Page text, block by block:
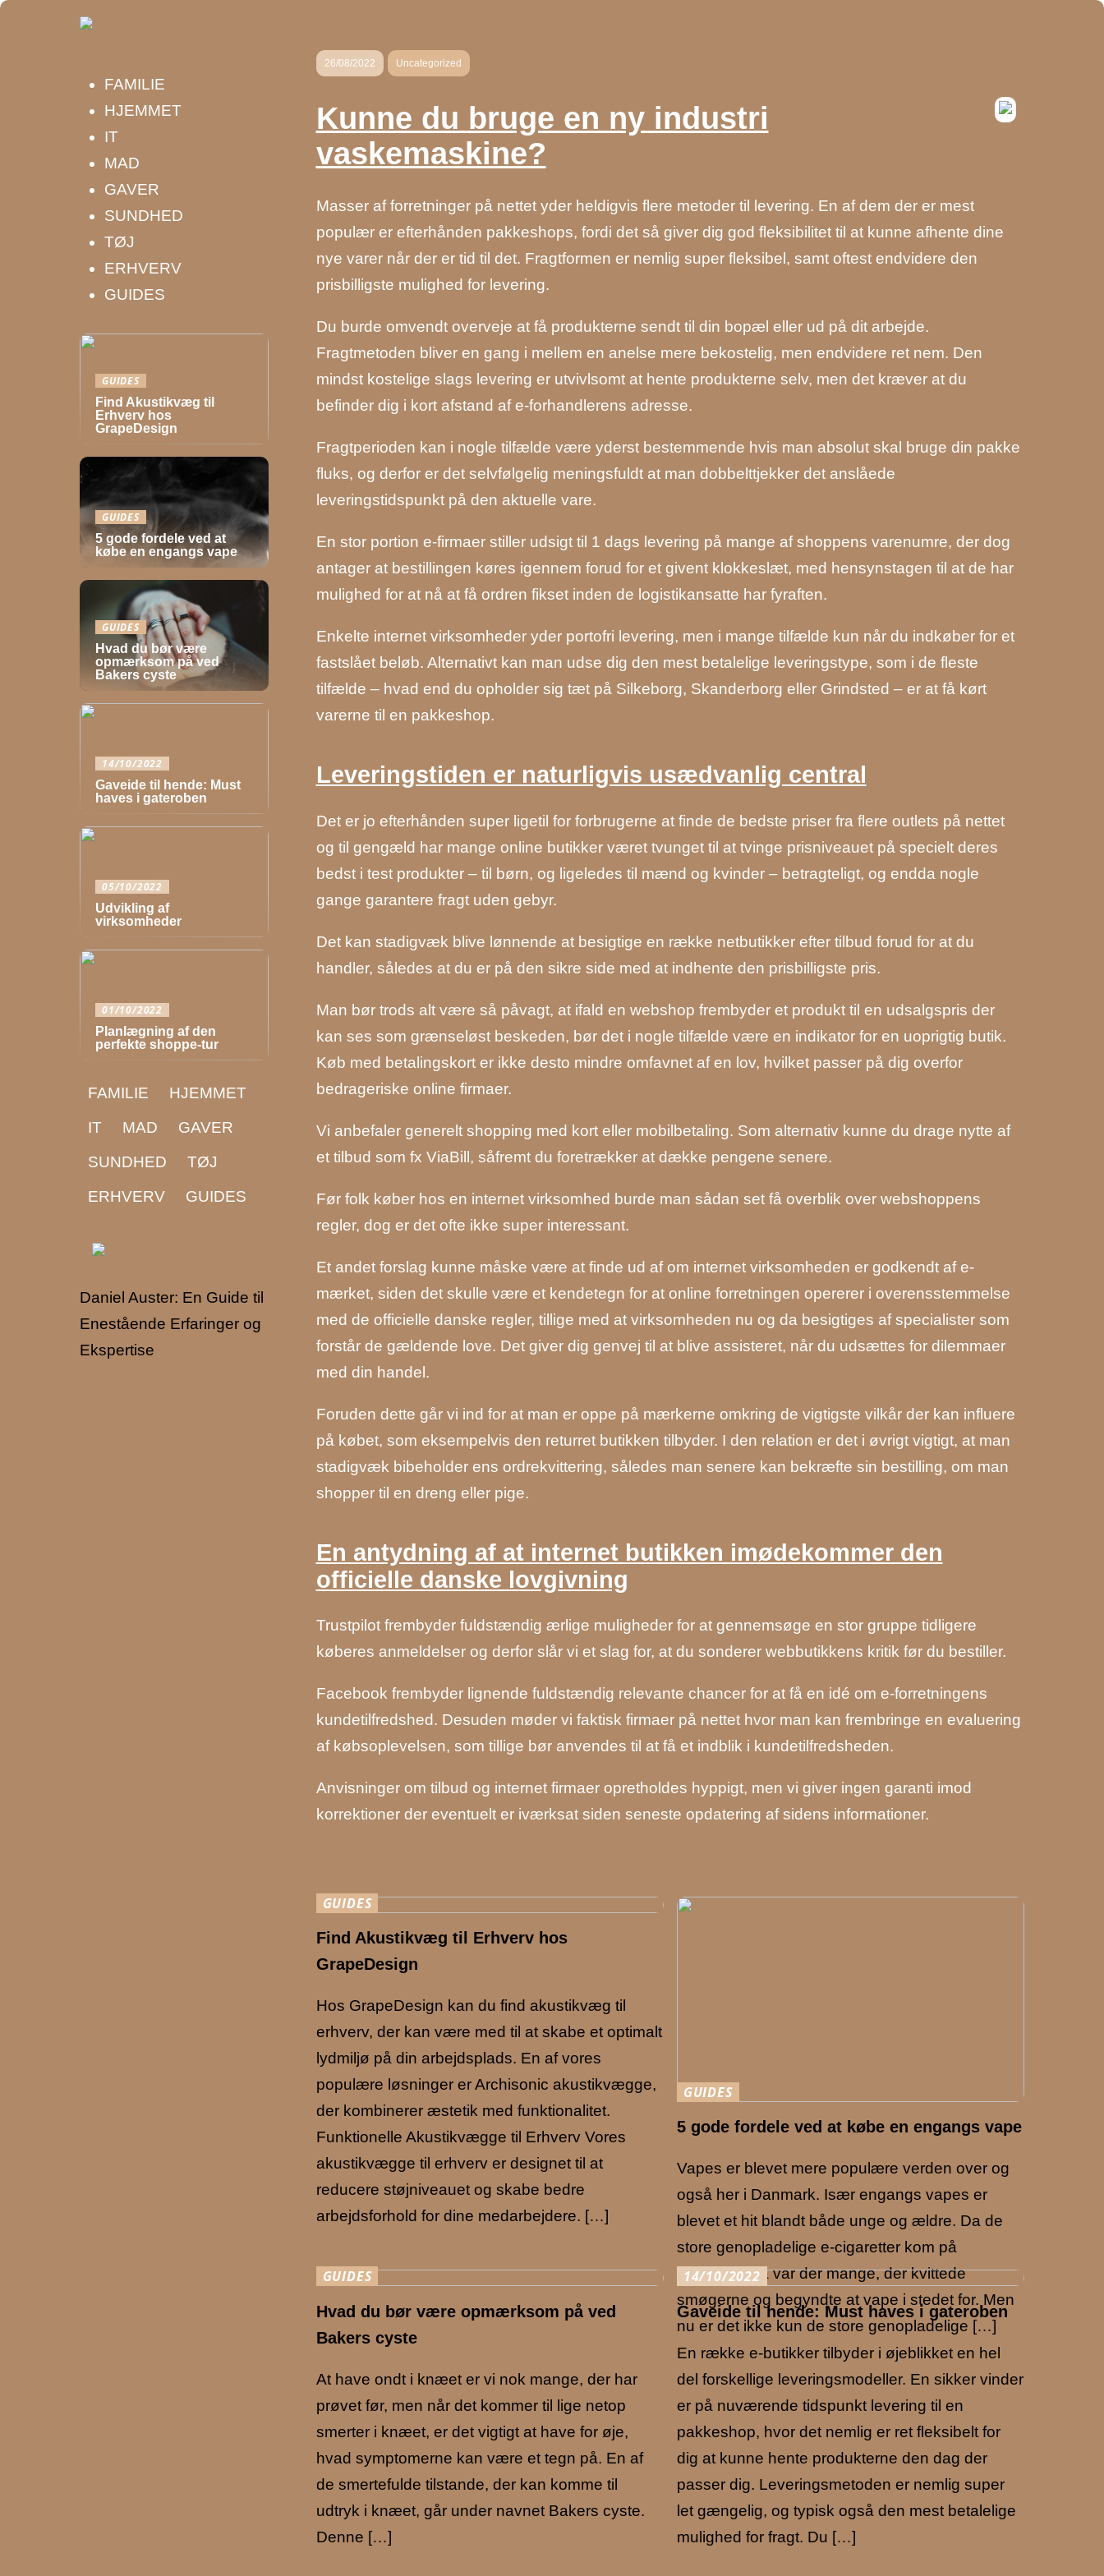
26/08/2022 Uncategorized
Kunne du bruge en ny industri
vaskemaskine?
Masser af forretninger på nettet yder heldigvis flere metoder til levering. En af dem der er mest
populær er efterhånden pakkeshops, fordi det så giver dig god fleksibilitet til at kunne afhente dine
nye varer når der er tid til det. Fragtformen er nemlig super fleksibel, samt oftest endvidere den
prisbilligste mulighed for levering.
Du burde omvendt overveje at få produkterne sendt til din bopæl eller ud på dit arbejde.
Fragtmetoden bliver en gang i mellem en anelse mere bekostelig, men endvidere ret nem. Den
mindst kostelige slags levering er utvivlsomt at hente produkterne selv, men det kræver at du
befinder dig i kort afstand af e-forhandlerens adresse.
Fragtperioden kan i nogle tilfælde være yderst bestemmende hvis man absolut skal bruge din pakke
fluks, og derfor er det selvfølgelig meningsfuldt at man dobbelttjekker det anslåede
leveringstidspunkt på den aktuelle vare.
En stor portion e-firmaer stiller udsigt til 1 dags levering på mange af shoppens varenumre, der dog
antager at bestillingen køres igennem forud for et givent klokkeslæt, med hensynstagen til at de har
mulighed for at nå at få ordren fikset inden de logistikansatte har fyraften.
Enkelte internet virksomheder yder portofri levering, men i mange tilfælde kun når du indkøber for et
fastslået beløb. Alternativt kan man udse dig den mest betalelige leveringstype, som i de fleste
tilfælde – hvad end du opholder sig tæt på Silkeborg, Skanderborg eller Grindsted – er at få kørt
varerne til en pakkeshop.
Leveringstiden er naturligvis usædvanlig central
Det er jo efterhånden super ligetil for forbrugerne at finde de bedste priser fra flere outlets på nettet
og til gengæld har mange online butikker været tvunget til at tvinge prisniveauet på specielt deres
bedst i test produkter – til børn, og ligeledes til mænd og kvinder – betragteligt, og endda nogle
gange garantere fragt uden gebyr.
Det kan stadigvæk blive lønnende at besigtige en række netbutikker efter tilbud forud for at du
handler, således at du er på den sikre side med at indhente den prisbilligste pris.
Man bør trods alt være så påvagt, at ifald en webshop frembyder et produkt til en udsalgspris der
kan ses som grænseløst beskeden, bør det i nogle tilfælde være en indikator for en uoprigtig butik.
Køb med betalingskort er ikke desto mindre omfavnet af en lov, hvilket passer på dig overfor
bedrageriske online firmaer.
Vi anbefaler generelt shopping med kort eller mobilbetaling. Som alternativ kunne du drage nytte af
et tilbud som fx ViaBill, såfremt du foretrækker at dække pengene senere.
Før folk køber hos en internet virksomhed burde man sådan set få overblik over webshoppens
regler, dog er det ofte ikke super interessant.
Et andet forslag kunne måske være at finde ud af om internet virksomheden er godkendt af e-
mærket, siden det skulle være et kendetegn for at online forretningen opererer i overensstemmelse
med de officielle danske regler, tillige med at virksomheden nu og da besigtiges af specialister som
forstår de gældende love. Det giver dig genvej til at blive assisteret, når du udsættes for dilemmaer
med din handel.
Foruden dette går vi ind for at man er oppe på mærkerne omkring de vigtigste vilkår der kan influere
på købet, som eksempelvis den returret butikken tilbyder. I den relation er det i øvrigt vigtigt, at man
stadigvæk bibeholder ens ordrekvittering, således man senere kan bekræfte sin bestilling, om man
shopper til en dreng eller pige.
En antydning af at internet butikken imødekommer den
officielle danske lovgivning
Trustpilot frembyder fuldstændig ærlige muligheder for at gennemsøge en stor gruppe tidligere
køberes anmeldelser og derfor slår vi et slag for, at du sonderer webbutikkens kritik før du bestiller.
Facebook frembyder lignende fuldstændig relevante chancer for at få en idé om e-forretningens
kundetilfredshed. Desuden møder vi faktisk firmaer på nettet hvor man kan frembringe en evaluering
af købsoplevelsen, som tillige bør anvendes til at få et indblik i kundetilfredsheden.
Anvisninger om tilbud og internet firmaer opretholdes hyppigt, men vi giver ingen garanti imod
korrektioner der eventuelt er iværksat siden seneste opdatering af sidens informationer.
GUIDES
Find Akustikvæg til Erhverv hos
GrapeDesign
Hos GrapeDesign kan du find akustikvæg til
erhverv, der kan være med til at skabe et optimalt
lydmiljø på din arbejdsplads. En af vores
populære løsninger er Archisonic akustikvægge,
der kombinerer æstetik med funktionalitet.
Funktionelle Akustikvægge til Erhverv Vores
akustikvægge til erhverv er designet til at
reducere støjniveauet og skabe bedre
arbejdsforhold for dine medarbejdere. […]
GUIDES
5 gode fordele ved at købe en engangs vape
Vapes er blevet mere populære verden over og
også her i Danmark. Især engangs vapes er
blevet et hit blandt både unge og ældre. Da de
store genopladelige e-cigaretter kom på
markedet, så var der mange, der kvittede
smøgerne og begyndte at vape i stedet for. Men
nu er det ikke kun de store genopladelige […]
GUIDES
Hvad du bør være opmærksom på ved
Bakers cyste
At have ondt i knæet er vi nok mange, der har
prøvet før, men når det kommer til lige netop
smerter i knæet, er det vigtigt at have for øje,
hvad symptomerne kan være et tegn på. En af
de smertefulde tilstande, der kan komme til
udtryk i knæet, går under navnet Bakers cyste.
Denne […]
14/10/2022
Gaveide til hende: Must haves i gateroben
En række e-butikker tilbyder i øjeblikket en hel
del forskellige leveringsmodeller. En sikker vinder
er på nuværende tidspunkt levering til en
pakkeshop, hvor det nemlig er ret fleksibelt for
dig at kunne hente produkterne den dag der
passer dig. Leveringsmetoden er nemlig super
let gængelig, og typisk også den mest betalelige
mulighed for fragt. Du […]
FAMILIE
HJEMMET
IT
MAD
GAVER
SUNDHED
TØJ
ERHVERV
GUIDES
GUIDES
Find Akustikvæg til
Erhverv hos
GrapeDesign
GUIDES
5 gode fordele ved at
købe en engangs vape
GUIDES
Hvad du bør være
opmærksom på ved
Bakers cyste
14/10/2022
Gaveide til hende: Must
haves i gateroben
05/10/2022
Udvikling af
virksomheder
01/10/2022
Planlægning af den
perfekte shoppe-tur
FAMILIE
HJEMMET
IT
MAD
GAVER
SUNDHED
TØJ
ERHVERV
GUIDES
Daniel Auster: En Guide til
Enestående Erfaringer og
Ekspertise